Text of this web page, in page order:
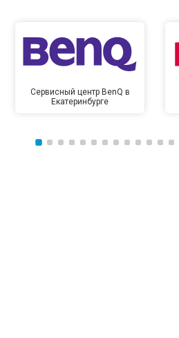
Сервисный центр BenQ в
Екатеринбурге